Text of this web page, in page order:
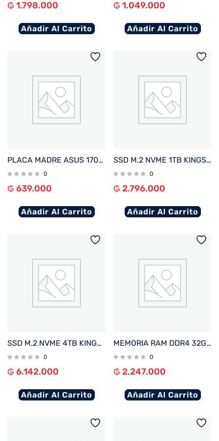
₲ 1.798.000
Añadir Al Carrito
₲ 1.049.000
Añadir Al Carrito
PLACA MADRE ASUS 1700 H610M-F D4 R2.0 PRIME S/R/HDMI/M2/USB3.2/MATX
0
₲ 639.000
Añadir Al Carrito
SSD M.2 NVME 1TB KINGSTON FURY RENEGADE C/DISIPADOR TERMICO SFYRSK/1000G 7300/6000 PCIE 4.
0
₲ 2.796.000
Añadir Al Carrito
SSD M.2 NVME 4TB KINGSTON FURY RENEGADE C/DISIPADOR TERMICO SFYRDK/4000G 7300/7000 PCIE4.0
0
₲ 6.142.000
Añadir Al Carrito
MEMORIA RAM DDR4 32GB 3200 CRUCIAL CT32G4DFD832A
0
₲ 2.247.000
Añadir Al Carrito